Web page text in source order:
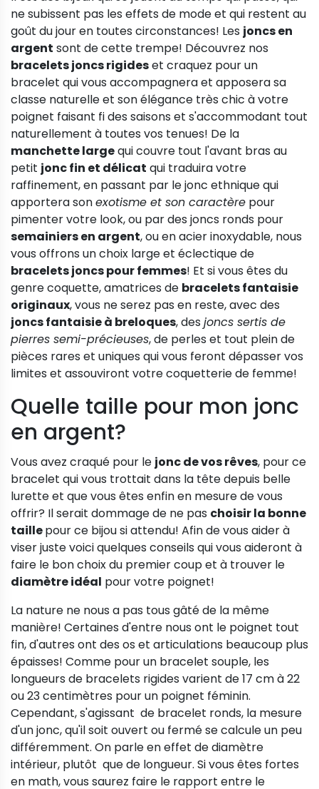
ne subissent pas les effets de mode et qui restent au
goût du jour en toutes circonstances! Les joncs en
argent sont de cette trempe! Découvrez nos
bracelets joncs rigideset craquez pour un
bracelet qui vous accompagnera et apposera sa
classe naturelle et son élégance très chic à votre
poignet faisant fi des saisons et s'accommodant tout
naturellement à toutes vos tenues! De la
manchette largequi couvre tout l'avant bras au
petit jonc fin et délicat qui traduira votre
raffinement, en passant par le jonc ethnique qui
apportera sonexotisme et son caractère pour
pimenter votre look, ou par des joncs ronds pour
semainiers en argent, ou en acier inoxydable, nous
vous offrons un choix large et éclectique de
bracelets joncs pour femmes! Et si vous êtes du
genre coquette, amatrices de bracelets fantaisie
originaux, vous ne serez pas en reste, avec des
joncs fantaisie à breloques, des joncs sertis de
pierres semi-précieuses, de perles et tout plein de
pièces rares et uniques qui vous feront dépasser vos
limites et assouviront votre coquetterie de femme!
Quelle taille pour mon jonc
en argent?
Vous avez craqué pour le jonc de vos rêves, pour ce
bracelet qui vous trottait dans la tête depuis belle
lurette et que vous êtes enfin en mesure de vous
offrir? Il serait dommage de ne pas choisir la bonne
taillepour ce bijou si attendu! Afin de vous aider à
viser juste voici quelques conseils qui vous aideront à
faire le bon choix du premier coup et à trouver le
diamètre idéal pour votre poignet!
La nature ne nous a pas tous gâté de la même
manière! Certaines d'entre nous ont le poignet tout
fin, d'autres ont des os et articulations beaucoup plus
épaisses! Comme pour un bracelet souple, les
longueurs de bracelets rigides varient de 17 cm à 22
ou 23 centimètres pour un poignet féminin.
Cependant, s'agissant de bracelet ronds, la mesure
d'un jonc, qu'il soit ouvert ou fermé se calcule un peu
différemment. On parle en effet de diamètre
intérieur, plutôt que de longueur. Si vous êtes fortes
en math, vous saurez faire le rapport entre le